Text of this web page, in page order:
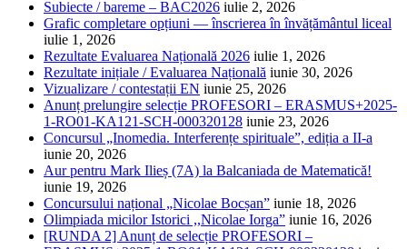
Subiecte / bareme – BAC2026 iulie 2, 2026
Grafic completare opțiuni — înscrierea în învățământul liceal
iulie 1, 2026
Rezultate Evaluarea Națională 2026 iulie 1, 2026
Rezultate inițiale / Evaluarea Națională iunie 30, 2026
Vizualizare / contestații EN iunie 25, 2026
Anunț prelungire selecție PROFESORI – ERASMUS+2025-
1-RO01-KA121-SCH-000320128 iunie 23, 2026
Concursul „Inomedia. Interferențe spirituale”, ediția a II-a
iunie 20, 2026
Aur pentru Mark Ilieș (7A) la Balcaniada de Matematică!
iunie 19, 2026
Concursului național „Nicolae Bocșan” iunie 18, 2026
Olimpiada micilor Istorici ,,Nicolae Iorga” iunie 16, 2026
[RUNDA 2] Anunț de selecție PROFESORI –